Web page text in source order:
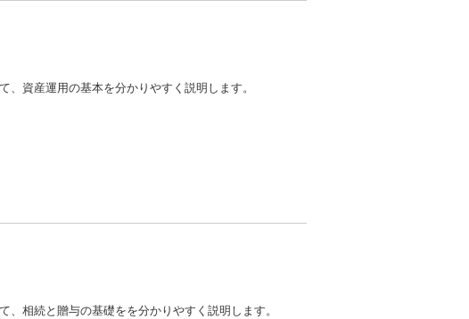
、資産運用の基本を分かりやすく説明します。
、相続と贈与の基礎をを分かりやすく説明します。